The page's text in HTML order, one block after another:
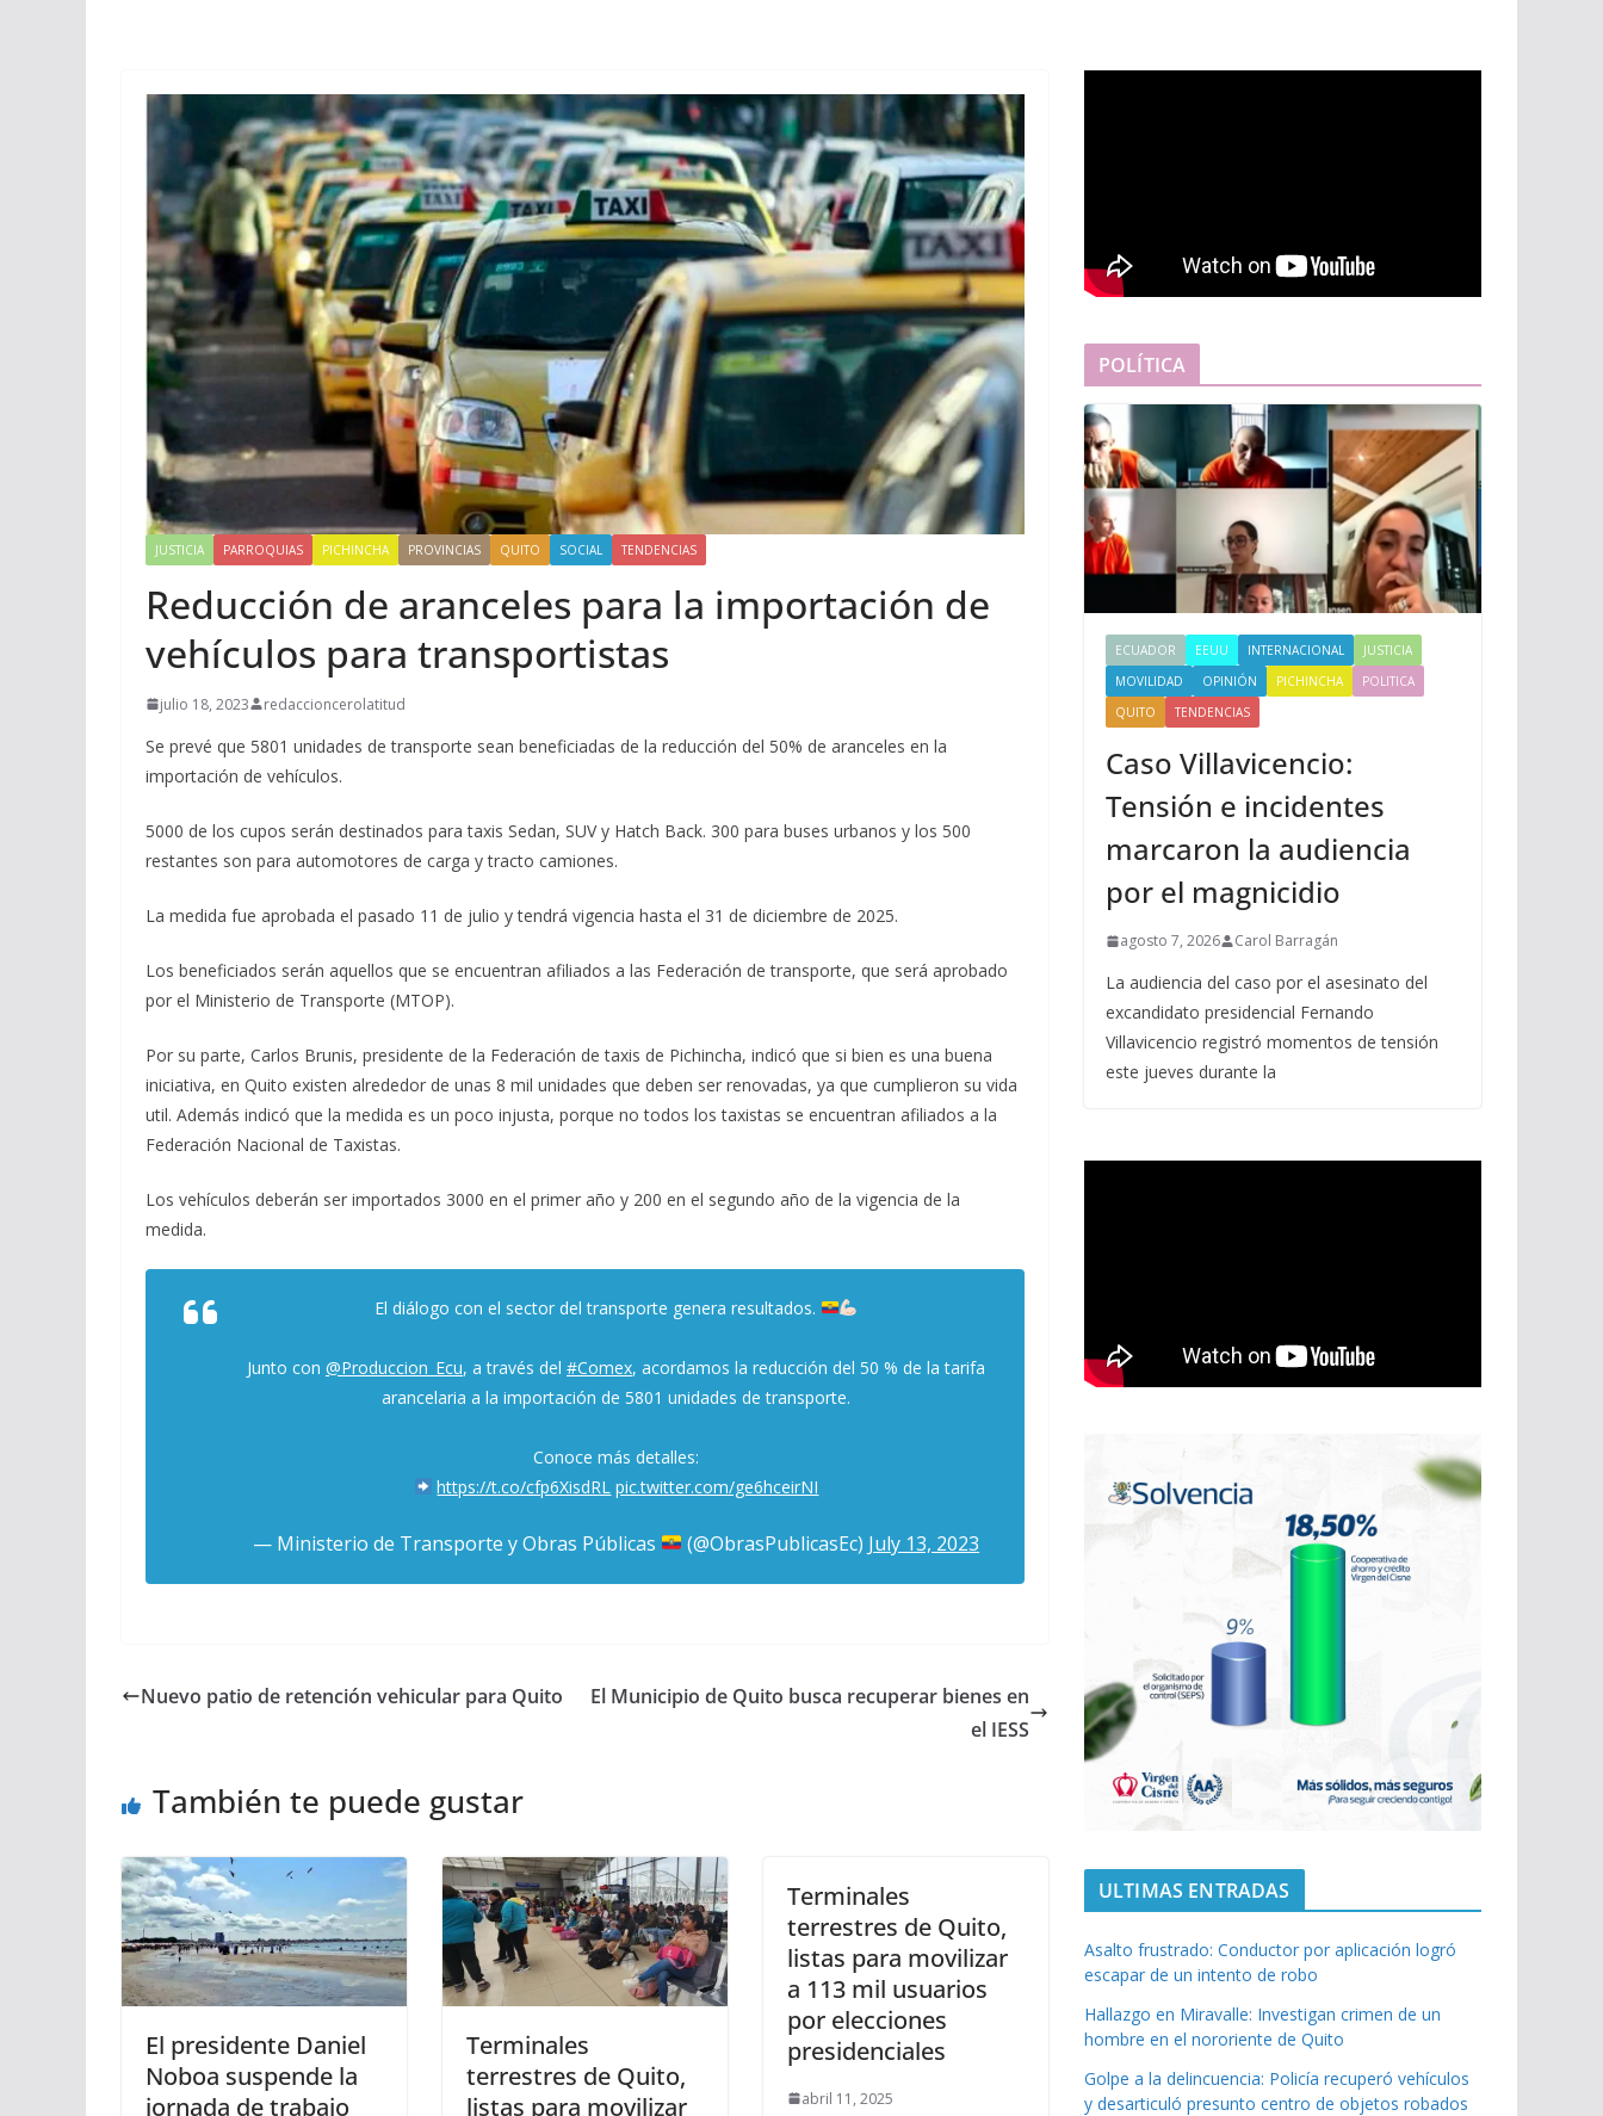
JUSTICIA PARROQUIAS PICHINCHA PROVINCIAS QUITO SOCIAL TENDENCIAS
Reducción de aranceles para la importación de
vehículos para transportistas
julio 18, 2023 redaccioncerolatitud
Se prevé que 5801 unidades de transporte sean beneficiadas de la reducción del 50% de aranceles en la
importación de vehículos.
5000 de los cupos serán destinados para taxis Sedan, SUV y Hatch Back. 300 para buses urbanos y los 500
restantes son para automotores de carga y tracto camiones.
La medida fue aprobada el pasado 11 de julio y tendrá vigencia hasta el 31 de diciembre de 2025.
Los beneficiados serán aquellos que se encuentran afiliados a las Federación de transporte, que será aprobado
por el Ministerio de Transporte (MTOP).
Por su parte, Carlos Brunis, presidente de la Federación de taxis de Pichincha, indicó que si bien es una buena
iniciativa, en Quito existen alrededor de unas 8 mil unidades que deben ser renovadas, ya que cumplieron su vida
util. Además indicó que la medida es un poco injusta, porque no todos los taxistas se encuentran afiliados a la
Federación Nacional de Taxistas.
Los vehículos deberán ser importados 3000 en el primer año y 200 en el segundo año de la vigencia de la
medida.
El diálogo con el sector del transporte genera resultados.
Junto con @Produccion_Ecu, a través del #Comex, acordamos la reducción del 50 % de la tarifa
arancelaria a la importación de 5801 unidades de transporte.
Conoce más detalles:
https://t.co/cfp6XisdRL pic.twitter.com/ge6hceirNI
— Ministerio de Transporte y Obras Públicas (@ObrasPublicasEc) July 13, 2023
Nuevo patio de retención vehicular para Quito
El Municipio de Quito busca recuperar bienes en
el IESS
También te puede gustar
El presidente Daniel
Noboa suspende la
jornada de trabajo
Terminales
terrestres de Quito,
listas para movilizar
Terminales
terrestres de Quito,
listas para movilizar
a 113 mil usuarios
por elecciones
presidenciales
abril 11, 2025
POLÍTICA
ECUADOR EEUU INTERNACIONAL
JUSTICIA
MOVILIDAD
OPINIÓN PICHINCHA
POLITICA
QUITO
TENDENCIAS
Caso Villavicencio:
Tensión e incidentes
marcaron la audiencia
por el magnicidio
agosto 7, 2026 Carol Barragán
La audiencia del caso por el asesinato del
excandidato presidencial Fernando
Villavicencio registró momentos de tensión
este jueves durante la
ULTIMAS ENTRADAS
Asalto frustrado: Conductor por aplicación logró
escapar de un intento de robo
Hallazgo en Miravalle: Investigan crimen de un
hombre en el nororiente de Quito
Golpe a la delincuencia: Policía recuperó vehículos
y desarticuló presunto centro de objetos robados